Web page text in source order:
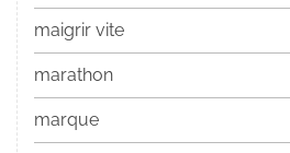
maigrir vite
marathon
marque